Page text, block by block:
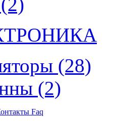
(28)
(2)
Faq